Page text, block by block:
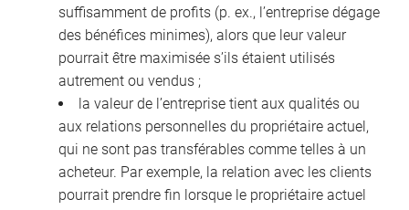
suffisamment de profits (p. ex., l’entreprise dégage
des bénéfices minimes), alors que leur valeur
pourrait être maximisée s’ils étaient utilisés
autrement ou vendus ;
la valeur de l’entreprise tient aux qualités ou
aux relations personnelles du propriétaire actuel,
qui ne sont pas transférables comme telles à un
acheteur. Par exemple, la relation avec les clients
pourrait prendre fin lorsque le propriétaire actuel